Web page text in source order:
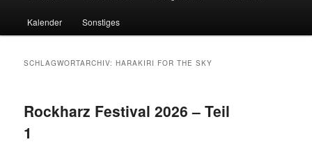
Kalender Sonstiges
SCHLAGWORTARCHIV:HARAKIRI FOR THE SKY
Rockharz Festival 2026 – Teil
1